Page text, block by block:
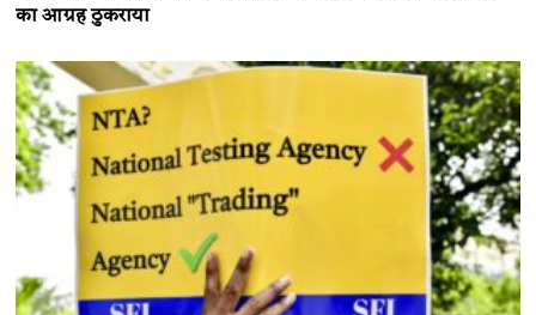
का आग्रह ठुकराया